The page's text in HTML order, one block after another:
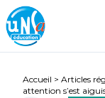
Accueil > Articles
attention s’est